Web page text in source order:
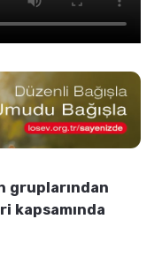
gruplarından
kapsamında